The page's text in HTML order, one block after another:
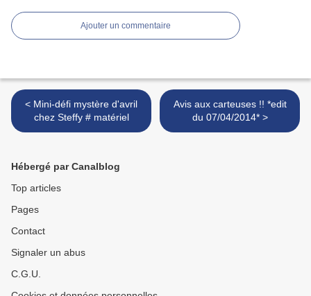
Ajouter un commentaire
< Mini-défi mystère d'avril
chez Steffy # matériel
Avis aux carteuses !! *edit
du 07/04/2014* >
Hébergé par Canalblog
Top articles
Pages
Contact
Signaler un abus
C.G.U.